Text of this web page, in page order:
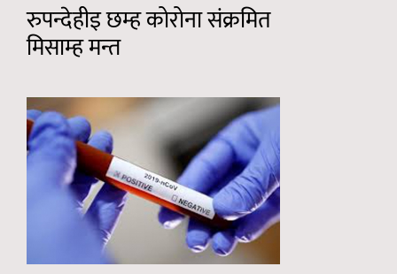
रुपन्देहीइ छम्ह कोरोना संक्रमित
मिसाम्ह मन्त